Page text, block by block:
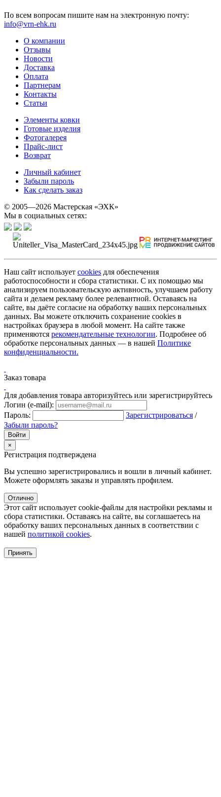
По всем вопросам пишите нам на электронную почту:
info@vrn-ehk.ru
О компании
Отзывы
Новости
Доставка
Оплата
Партнерам
Контакты
Статьи
Элементы ковки
Готовые изделия
Фотогалерея
Прайс-лист
Возврат
Личный кабинет
Забыли пароль
Как сделать заказ
© 2005—2026 Мастерская «ЭХК»
Мы в социальных сетях:
Наш сайт использует cookies для обеспечения
работоспособности и сбора статистики. С их помощью мы
анализируем пользовательскую активность, улучшаем работу
сайта и делаем рекламу более релевантной. Оставаясь на
сайте, вы даёте согласие на обработку ваших персональных
данных. Вы можете отключить сохранение cookies в
настройках браузера в любой момент. На сайте также
применяются рекомендательные технологии. Подробнее об
обработке персональных данных — в нашей Политике
конфиденциальности.
Заказ товара
Для добавления товара авторизуйтесь или зарегистрируйтесь
Логин (e-mail):
Пароль:
Зарегистрироваться /
Забыли пароль?
×
Регистрация подтверждена
Вы успешно зарегистрировались и вошли в личный кабинет.
Можете оформлять заказы и управлять профилем.
Отлично
Этот сайт использует cookie-файлы для настройки рекламы и
сбора статистики. Оставаясь на сайте, вы соглашаетесь на
обработку ваших персональных данных в соответствии с
нашей политикой cookies.
Принять